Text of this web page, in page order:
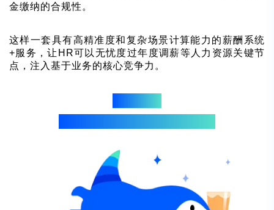
金缴纳的合规性。
这样一套具有高精准度和复杂场景计算能力的薪酬系统
+服务，让HR可以无忧度过年度调薪等人力资源关键节
点，注入基于业务的核心竞争力。